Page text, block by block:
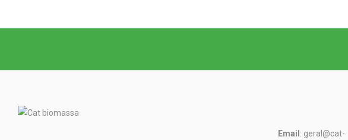
Email : geral@cat-